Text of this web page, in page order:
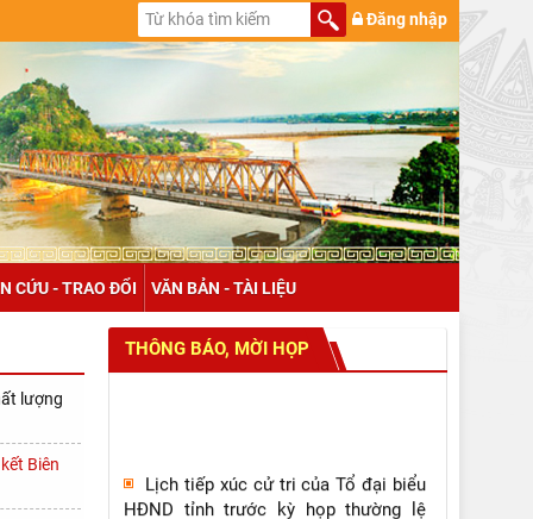
Đăng nhập
CỨU - TRAO ĐỔI VĂN BẢN - TÀI LIỆU
lượng
Biên
THÔNG BÁO, MỜI HỌP
HĐND tỉnh trước kỳ họp thường lệ
giữa năm 2026, HĐND tỉnh khóa XIX